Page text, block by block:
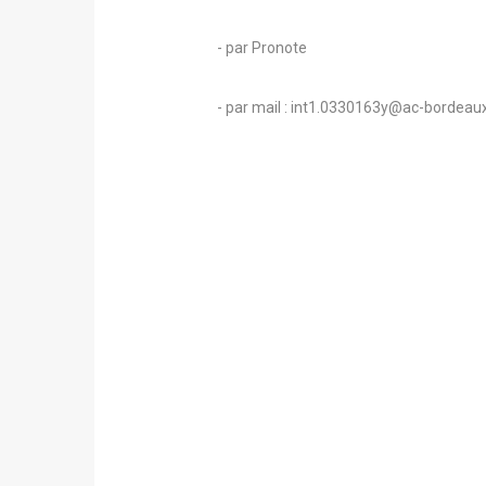
- par Pronote
- par mail : int1.0330163y@ac-